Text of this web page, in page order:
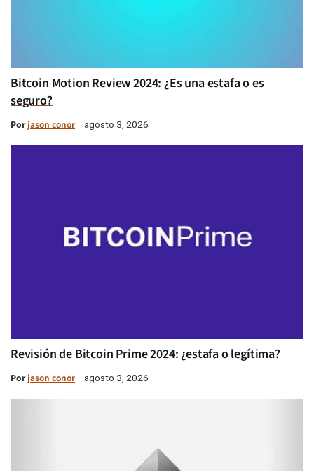
Bitcoin Motion Review 2024: ¿Es una estafa o es
seguro?
Porjason conor agosto 3, 2026
Revisión de Bitcoin Prime 2024: ¿estafa o legítima?
Porjason conor agosto 3, 2026